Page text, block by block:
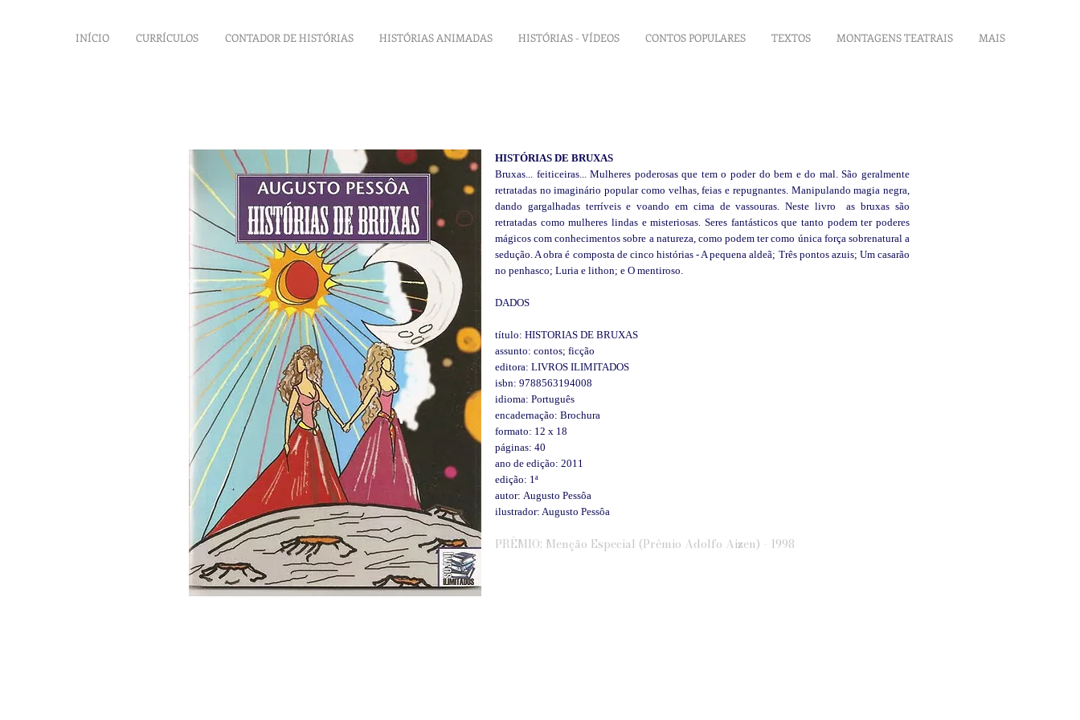
INÍCIO CURRÍCULOS CONTADOR DE HISTÓRIAS HISTÓRIAS ANIMADAS HISTÓRIAS - VÍDEOS CONTOS POPULARES TEXTOS MONTAGENS TEATRAIS MAIS
HISTÓRIAS DE BRUXAS
Bruxas... feiticeiras... Mulheres poderosas que tem o poder do bem e do mal. São geralmente
retratadas no imaginário popular como velhas, feias e repugnantes. Manipulando magia negra,
dando gargalhadas terríveis e voando em cima de vassouras. Neste livro as bruxas são
retratadas como mulheres lindas e misteriosas. Seres fantásticos que tanto podem ter poderes
mágicos com conhecimentos sobre a natureza, como podem ter como única força sobrenatural a
sedução. A obra é composta de cinco histórias - A pequena aldeã; Três pontos azuis; Um casarão
no penhasco; Luria e lithon; e O mentiroso.
DADOS
título: HISTORIAS DE BRUXAS
assunto: contos; ficção
editora: LIVROS ILIMITADOS
isbn: 9788563194008
idioma: Português
encadernação: Brochura
formato: 12 x 18
páginas: 40
ano de edição: 2011
edição: 1ª
autor: Augusto Pessôa
ilustrador: Augusto Pessôa
PRÊMIO: Menção Especial (Prêmio Adolfo Aizen) - 1998